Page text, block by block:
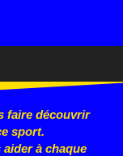
faire découvrir
sport.
à chaque